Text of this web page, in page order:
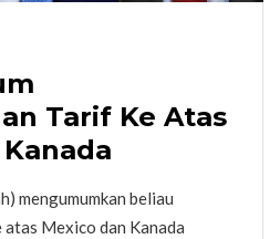
Tarif Ke Atas
mengumumkan beliau
Mexico dan Kanada